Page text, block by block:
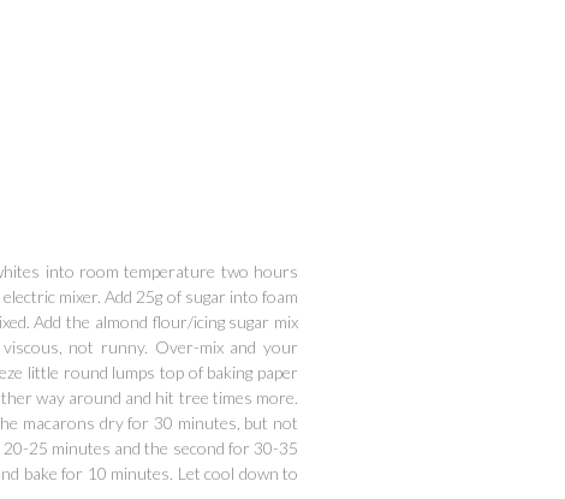
into room temperature two hours
mixer. Add 25g of sugar into foam
Add the almond flour/icing sugar mix
not runny. Over-mix and your
little round lumps top of baking paper
way around and hit tree times more.
macarons dry for 30 minutes, but not
25 minutes and the second for 30-35
bake for 10 minutes. Let cool down to